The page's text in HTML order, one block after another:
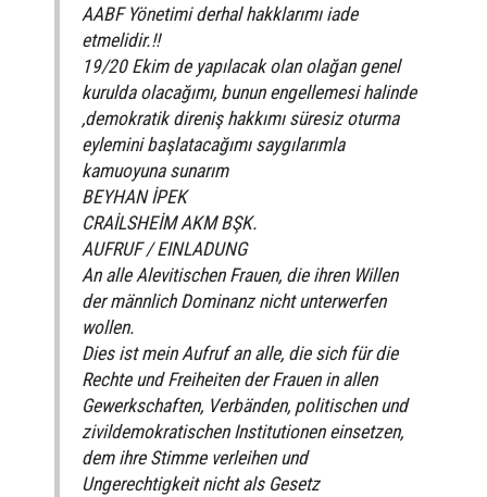
AABF Yönetimi derhal hakklarımı iade
etmelidir.!!
19/20 Ekim de yapılacak olan olağan genel
kurulda olacağımı, bunun engellemesi halinde
,demokratik direniş hakkımı süresiz oturma
eylemini başlatacağımı saygılarımla
kamuoyuna sunarım
BEYHAN İPEK
CRAİLSHEİM AKM BŞK.
AUFRUF / EINLADUNG
An alle Alevitischen Frauen, die ihren Willen
der männlich Dominanz nicht unterwerfen
wollen.
Dies ist mein Aufruf an alle, die sich für die
Rechte und Freiheiten der Frauen in allen
Gewerkschaften, Verbänden, politischen und
zivildemokratischen Institutionen einsetzen,
dem ihre Stimme verleihen und
Ungerechtigkeit nicht als Gesetz